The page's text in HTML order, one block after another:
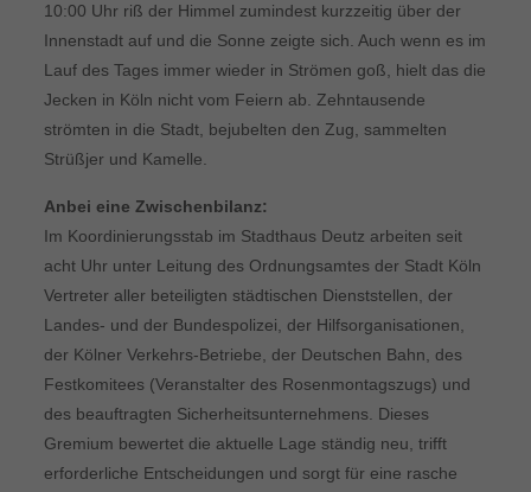
10:00 Uhr riß der Himmel zumindest kurzzeitig über der
Innenstadt auf und die Sonne zeigte sich. Auch wenn es im
Lauf des Tages immer wieder in Strömen goß, hielt das die
Jecken in Köln nicht vom Feiern ab. Zehntausende
strömten in die Stadt, bejubelten den Zug, sammelten
Strüßjer und Kamelle.
Anbei eine Zwischenbilanz:
Im Koordinierungsstab im Stadthaus Deutz arbeiten seit
acht Uhr unter Leitung des Ordnungsamtes der Stadt Köln
Vertreter aller beteiligten städtischen Dienststellen, der
Landes- und der Bundespolizei, der Hilfsorganisationen,
der Kölner Verkehrs-Betriebe, der Deutschen Bahn, des
Festkomitees (Veranstalter des Rosenmontagszugs) und
des beauftragten Sicherheitsunternehmens. Dieses
Gremium bewertet die aktuelle Lage ständig neu, trifft
erforderliche Entscheidungen und sorgt für eine rasche